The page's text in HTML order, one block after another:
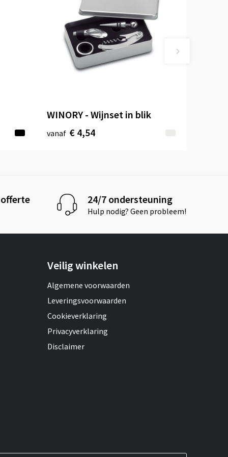
WINORY - Wijnset in blik
vanaf € 4,54
offerte 24/7 ondersteuning
Hulp nodig? Geen probleem!
Veilig winkelen
Algemene voorwaarden
Leveringsvoorwaarden
Cookieverklaring
Privacyverklaring
Disclaimer